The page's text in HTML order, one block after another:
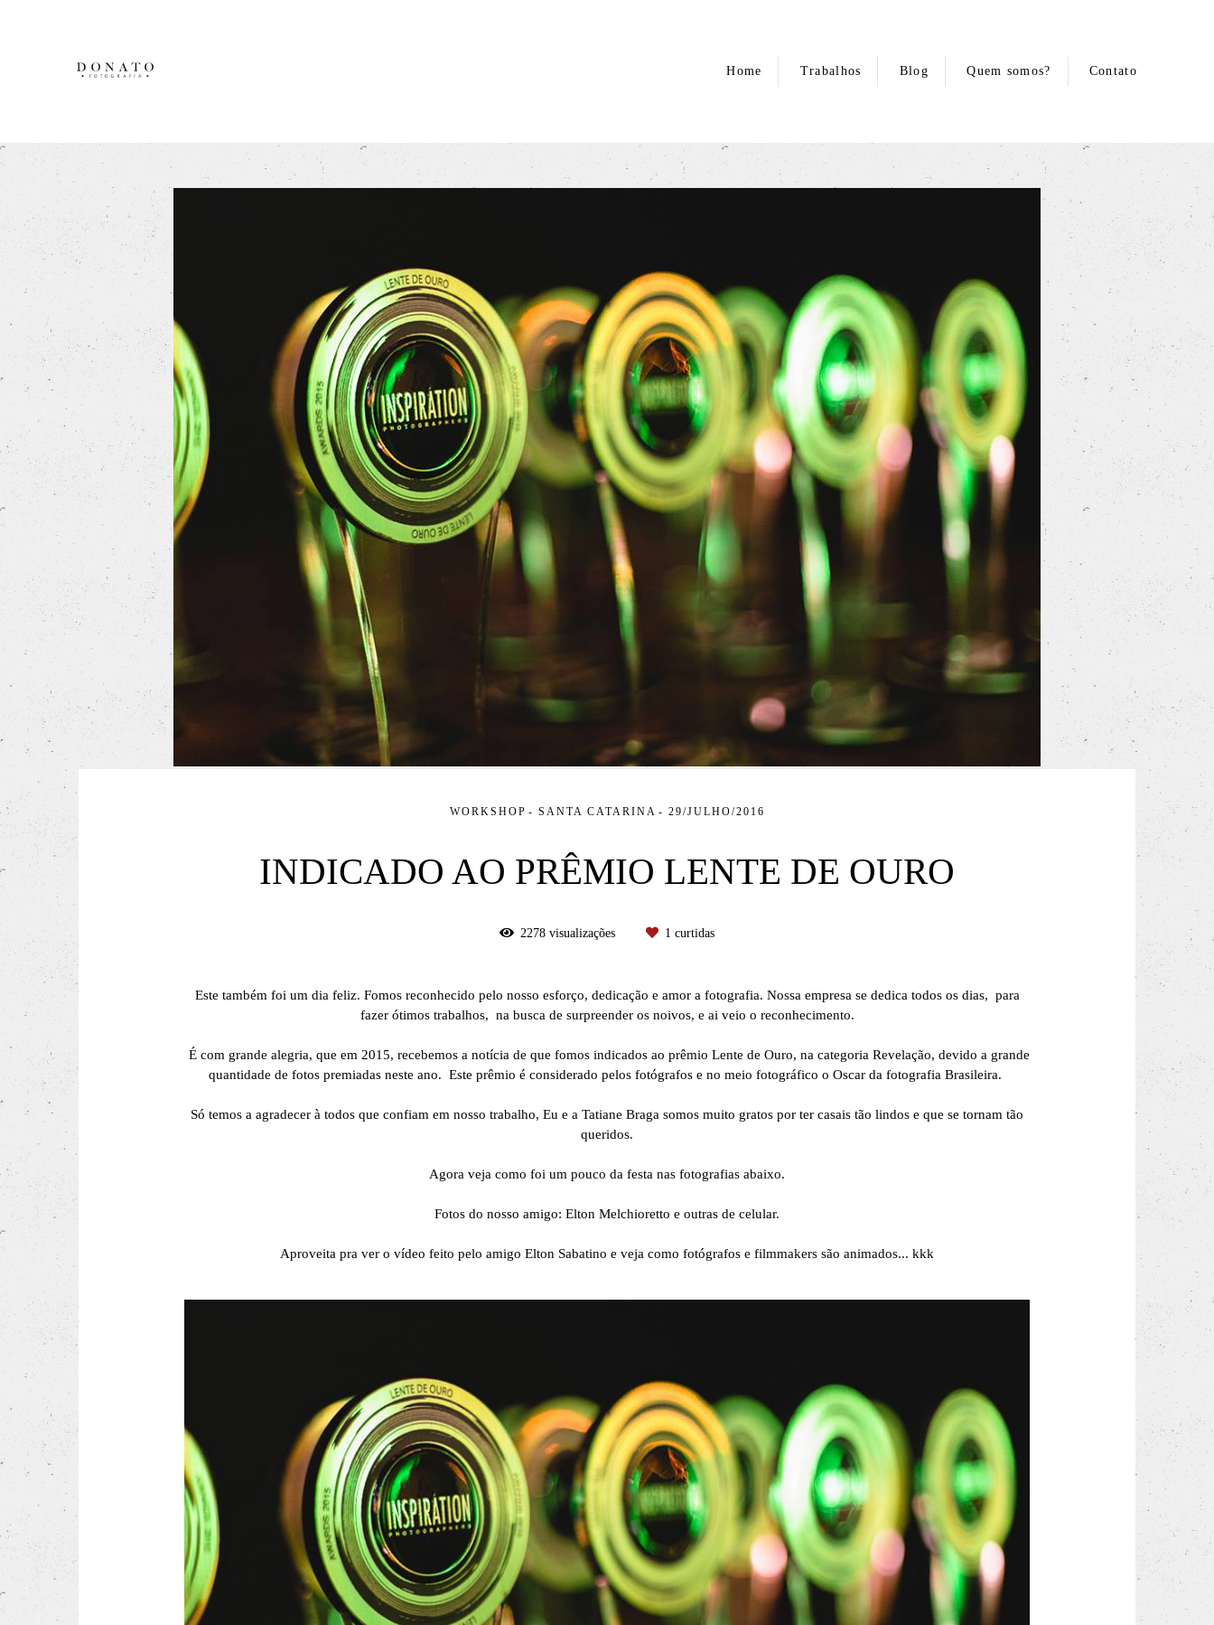
Home Trabalhos Blog Quem somos? Contato
WORKSHOP SANTA CATARINA 29/JULHO/2016
INDICADO AO PRÊMIO LENTE DE OURO
2278 visualizações 1 curtidas
Este também foi um dia feliz. Fomos reconhecido pelo nosso esforço, dedicação e amor a fotografia. Nossa empresa se dedica todos os dias, para
fazer ótimos trabalhos, na busca de surpreender os noivos, e ai veio o reconhecimento.
É com grande alegria, que em 2015, recebemos a notícia de que fomos indicados ao prêmio Lente de Ouro, na categoria Revelação, devido a grande
quantidade de fotos premiadas neste ano. Este prêmio é considerado pelos fotógrafos e no meio fotográfico o Oscar da fotografia Brasileira.
Só temos a agradecer à todos que confiam em nosso trabalho, Eu e a Tatiane Braga somos muito gratos por ter casais tão lindos e que se tornam tão
queridos.
Agora veja como foi um pouco da festa nas fotografias abaixo.
Fotos do nosso amigo: Elton Melchioretto e outras de celular.
Aproveita pra ver o vídeo feito pelo amigo Elton Sabatino e veja como fotógrafos e filmmakers são animados... kkk